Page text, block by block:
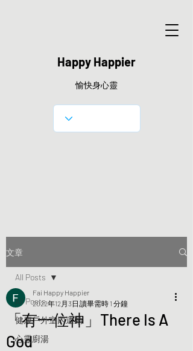
Happy Happier
愉快身心靈
文章
All Posts
健康戶外室內運動
心靈廚湯
All Posts
「有一位神」There Is A
God
Fai Happy Happier
2022年12月3日 讀畢需時 1 分鐘